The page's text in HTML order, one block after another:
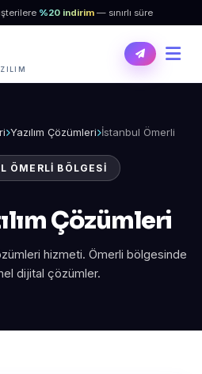
%20 indirim — sınırlı süre
Yazılım Çözümleri İstanbul Ömerli
ÖMERLI BÖLGESI
Çözümleri
hizmeti. Ömerli bölgesinde
dijital çözümler.